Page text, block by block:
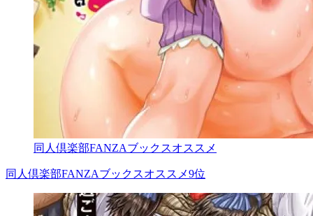
同人倶楽部FANZAブックスオススメ
同人倶楽部FANZAブックスオススメ9位